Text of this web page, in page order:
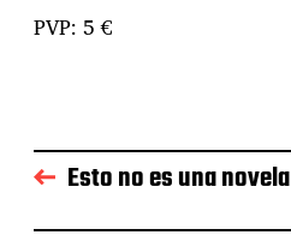
PVP: 5 €
Esto no es una novela